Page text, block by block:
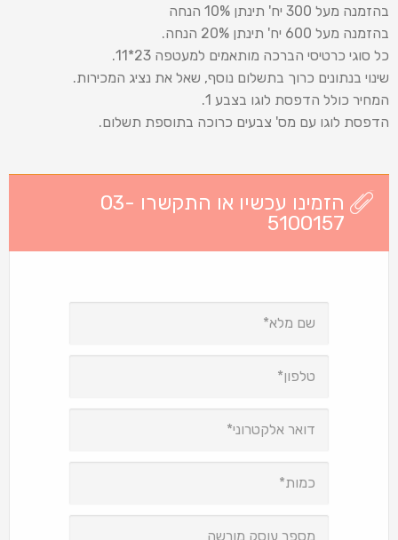
בהזמנה מעל 300 יח' תינתן 10% הנחה
בהזמנה מעל 600 יח' תינתן 20% הנחה.
כל סוגי כרטיסי הברכה מותאמים למעטפה 23*11.
שינוי בנתונים כרוך בתשלום נוסף, שאל את נציג המכירות.
המחיר כולל הדפסת לוגו בצבע 1.
הדפסת לוגו עם מס' צבעים כרוכה בתוספת תשלום.
הזמינו עכשיו או התקשרו 03-
5100157